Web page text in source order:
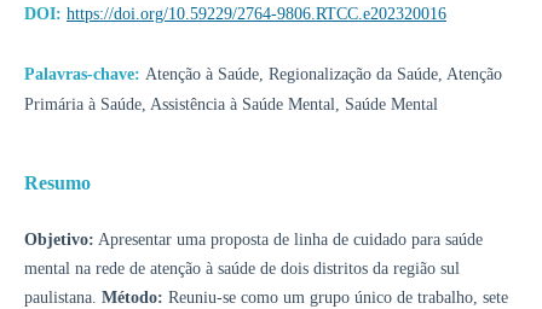
DOI: https://doi.org/10.59229/2764-9806.RTCC.e202320016
Palavras-chave: Atenção à Saúde, Regionalização da Saúde, Atenção
Primária à Saúde, Assistência à Saúde Mental, Saúde Mental
Resumo
Objetivo: Apresentar uma proposta de linha de cuidado para saúde
mental na rede de atenção à saúde de dois distritos da região sul
paulistana. Método: Reuniu-se como um grupo único de trabalho, sete